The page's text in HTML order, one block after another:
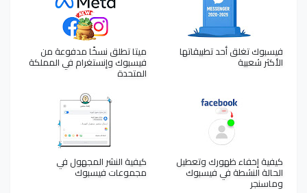
فيسبوك تغلق أحد تطبيقاتها
الأكثر شعبية
ميتا تطلق نسخًا مدفوعة من
فيسبوك وإنستغرام في المملكة
المتحدة
كيفية إخفاء ظهورك وتعطيل
الحالة النشطة في فيسبوك
وماسنجر
كيفية النشر المجهول في
مجموعات فيسبوك